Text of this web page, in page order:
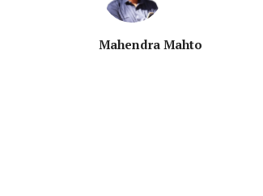
Mahendra Mahto